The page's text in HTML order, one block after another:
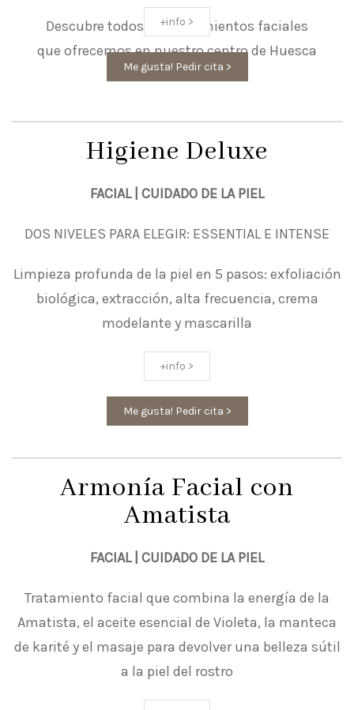
Descubre todos los tratamientos faciales
que ofrecemos en nuestro centro de Huesca
+info >
Me gusta! Pedir cita >
Higiene Deluxe
FACIAL | CUIDADO DE LA PIEL
DOS NIVELES PARA ELEGIR: ESSENTIAL E INTENSE
Limpieza profunda de la piel en 5 pasos: exfoliación
biológica, extracción, alta frecuencia, crema
modelante y mascarilla
+info >
Me gusta! Pedir cita >
Armonía Facial con
Amatista
FACIAL | CUIDADO DE LA PIEL
Tratamiento facial que combina la energía de la
Amatista, el aceite esencial de Violeta, la manteca
de karité y el masaje para devolver una belleza sútil
a la piel del rostro